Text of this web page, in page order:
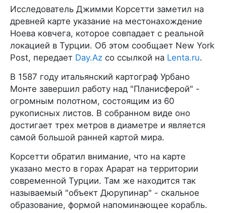
Исследователь Джимми Корсетти заметил на
древней карте указание на местонахождение
Ноева ковчега, которое совпадает с реальной
локацией в Турции. Об этом сообщает New York
Post, передает Day.Az со ссылкой на Lenta.ru.
В 1587 году итальянский картограф Урбано
Монте завершил работу над "Планисферой" -
огромным полотном, состоящим из 60
рукописных листов. В собранном виде оно
достигает трех метров в диаметре и является
самой большой ранней картой мира.
Корсетти обратил внимание, что на карте
указано место в горах Арарат на территории
современной Турции. Там же находится так
называемый "объект Дюрупинар" - скальное
образование, формой напоминающее корабль.